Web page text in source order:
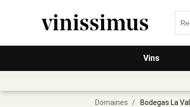
Vins
Domaines / Bodegas La Val